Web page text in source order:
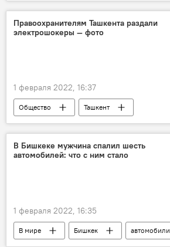
Правоохранителям Ташкента раздали
электрошокеры — фото
1 февраля 2022, 16:37
Общество Ташкент
В Бишкеке мужчина спалил шесть
автомобилей: что с ним стало
1 февраля 2022, 16:35
В мире Бишкек
автомобили